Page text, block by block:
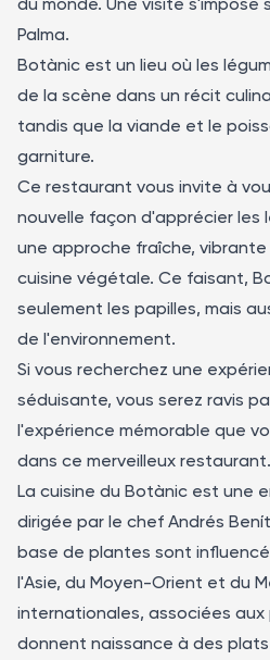
du monde. Une visite s'impose
Palma.
Botànic est un lieu où les
de la scène dans un récit
tandis que la viande et le
garniture.
Ce restaurant vous invite à
nouvelle façon d'apprécier les
une approche fraîche,
cuisine végétale. Ce faisant,
seulement les papilles, mais
de l'environnement.
Si vous recherchez une
séduisante, vous serez ravis
l'expérience mémorable que
dans ce merveilleux restaurant.
La cuisine du Botànic est une
dirigée par le chef Andrés
base de plantes sont
l'Asie, du Moyen-Orient et du
internationales, associées aux
donnent naissance à des